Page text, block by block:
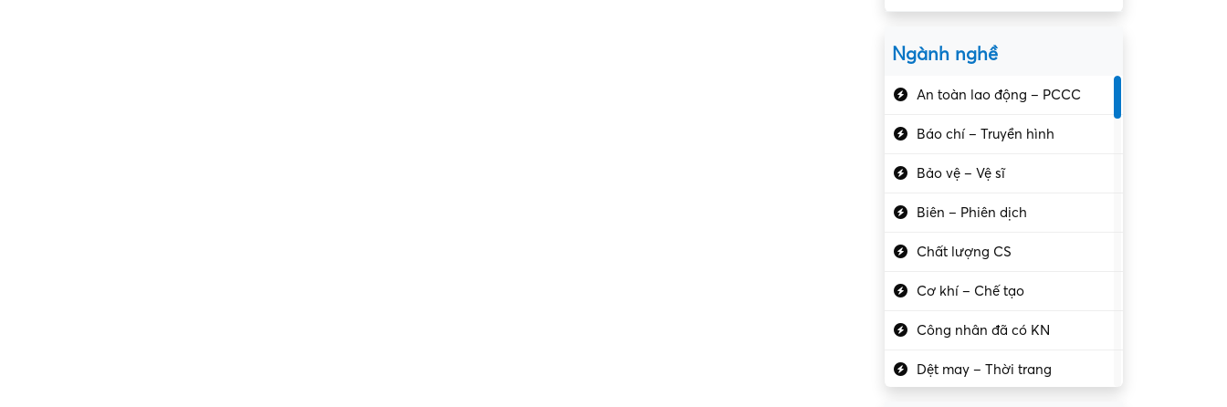
Ngành nghề
An toàn lao động – PCCC
Báo chí – Truyền hình
Bảo vệ – Vệ sĩ
Biên – Phiên dịch
Chất lượng CS
Cơ khí – Chế tạo
Công nhân đã có KN
Dệt may – Thời trang